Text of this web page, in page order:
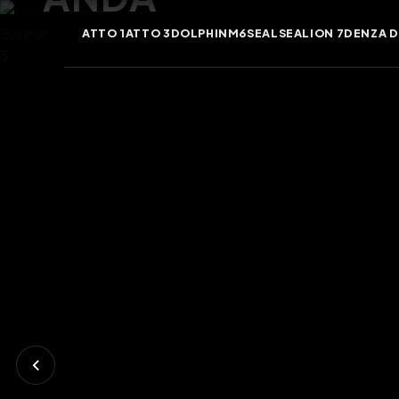
ATTO 1ATTO 3DOLPHINM6SEALSEALION 7DENZA
ANDA